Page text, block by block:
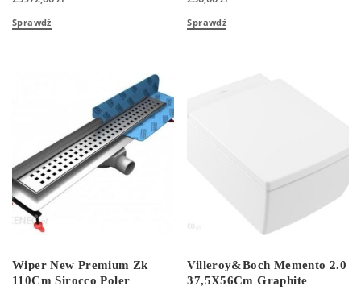
Sprawdź Sprawdź
Wiper New Premium Zk
110Cm Sirocco Poler
Villeroy&Boch Memento 2.0
37,5X56Cm Graphite